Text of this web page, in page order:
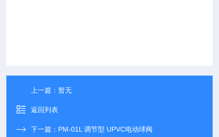
上一篇：暂无
返回列表
下一篇： PM-01L 调节型 UPVC电动球阀